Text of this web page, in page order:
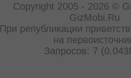
Copyright 2005 - 2026 ©
GizMobi.Ru
При републикации
на
Запросов: 7